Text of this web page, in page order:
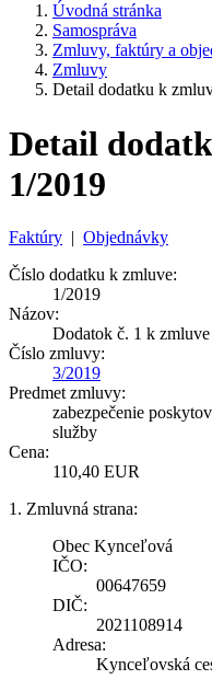
Úvodná stránka
Samospráva
Zmluvy, faktúry a
Zmluvy
Detail dodatku k
Detail
1/2019
Faktúry | Objednávky
Číslo dodatku k zmluve:
1/2019
Názov:
Dodatok č. 1 k
Číslo zmluvy:
3/2019
Predmet zmluvy:
zabezpečenie
služby
Cena:
110,40 EUR
1. Zmluvná strana:
Obec Kynceľová
IČO:
00647659
DIČ:
2021108914
Adresa:
Kynceľovská